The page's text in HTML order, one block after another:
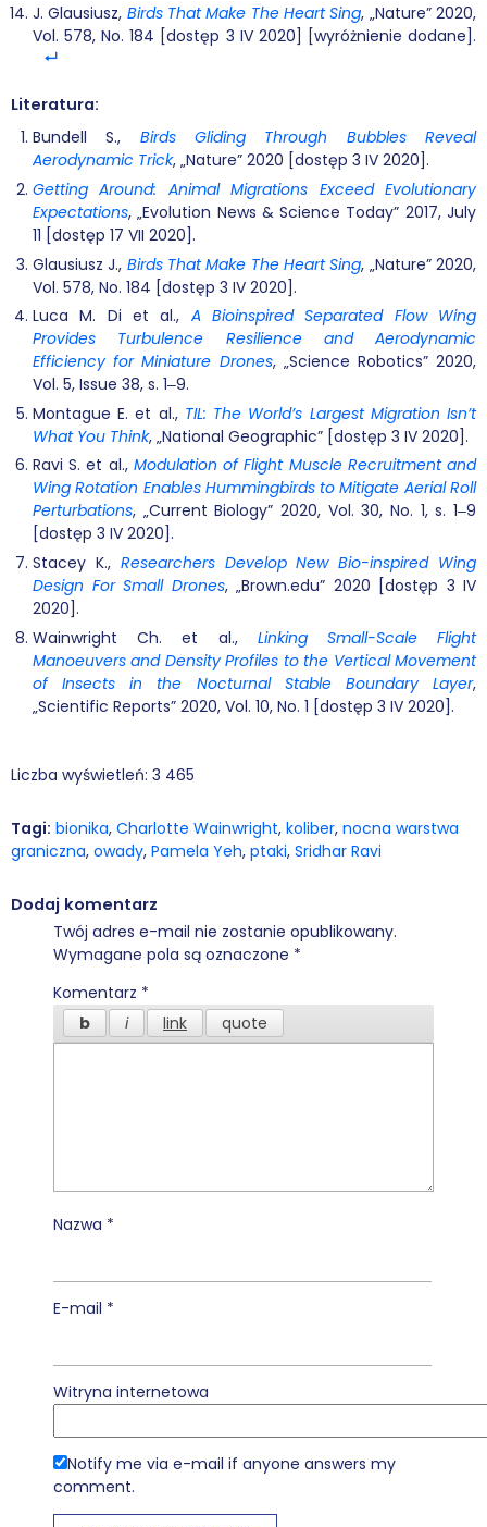
J. Glausiusz, Birds That Make The Heart Sing, „Nature” 2020,
Vol. 578, No. 184 [dostęp 3 IV 2020] [wyróżnienie dodane].
Literatura:
Bundell S., Birds Gliding Through Bubbles Reveal
Aerodynamic Trick, „Nature” 2020 [dostęp 3 IV 2020].
Getting Around: Animal Migrations Exceed Evolutionary
Expectations, „Evolution News & Science Today” 2017, July
11 [dostęp 17 VII 2020].
Glausiusz J., Birds That Make The Heart Sing, „Nature” 2020,
Vol. 578, No. 184 [dostęp 3 IV 2020].
Luca M. Di et al., A Bioinspired Separated Flow Wing
Provides Turbulence Resilience and Aerodynamic
Efficiency for Miniature Drones, „Science Robotics” 2020,
Vol. 5, Issue 38, s. 1‒9.
Montague E. et al., TIL: The World’s Largest Migration Isn’t
What You Think, „National Geographic” [dostęp 3 IV 2020].
Ravi S. et al., Modulation of Flight Muscle Recruitment and
Wing Rotation Enables Hummingbirds to Mitigate Aerial Roll
Perturbations, „Current Biology” 2020, Vol. 30, No. 1, s. 1‒9
[dostęp 3 IV 2020].
Stacey K., Researchers Develop New Bio-inspired Wing
Design For Small Drones, „Brown.edu” 2020 [dostęp 3 IV
2020].
Wainwright Ch. et al., Linking Small-Scale Flight
Manoeuvers and Density Profiles to the Vertical Movement
of Insects in the Nocturnal Stable Boundary Layer,
„Scientific Reports” 2020, Vol. 10, No. 1 [dostęp 3 IV 2020].
Liczba wyświetleń: 3 465
Tagi: bionika, Charlotte Wainwright, koliber, nocna warstwa
graniczna, owady, Pamela Yeh, ptaki, Sridhar Ravi
Dodaj komentarz
Twój adres e-mail nie zostanie opublikowany.
Wymagane pola są oznaczone *
Komentarz *
Nazwa *
E-mail *
Witryna internetowa
Notify me via e-mail if anyone answers my
comment.